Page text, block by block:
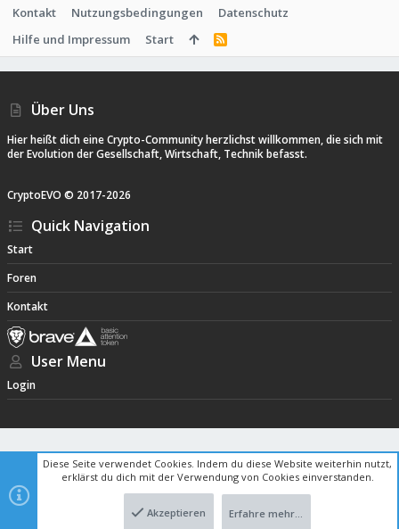
Kontakt
Nutzungsbedingungen
Datenschutz
Hilfe und Impressum
Start
R
Über Uns
Hier heißt dich eine Crypto-Community herzlichst willkommen, die sich mit
der Evolution der Gesellschaft, Wirtschaft, Technik befasst.
CryptoEVO © 2017-2026
Quick Navigation
Start
Foren
Kontakt
User Menu
Login
Diese Seite verwendet Cookies. Indem du diese Website weiterhin nutzt,
erklärst du dich mit der Verwendung von Cookies einverstanden.
Akzeptieren Erfahre mehr…